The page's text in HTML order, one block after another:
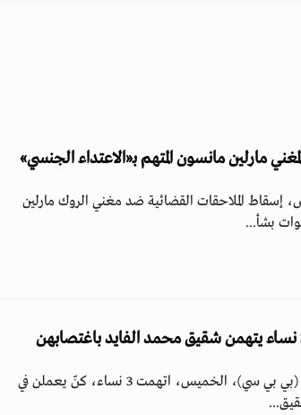
مارلين مانسون المتهم بـ«الاعتداء الجنسي»
إسقاط الملاحقات القضائية ضد مغني الروك مارلين
بشأ...
في مقابلة مع هيئة الإذاعة البريطانية (بي بي سي)، الخميس، اتهمت 3 نساء، كنّ يعملن في